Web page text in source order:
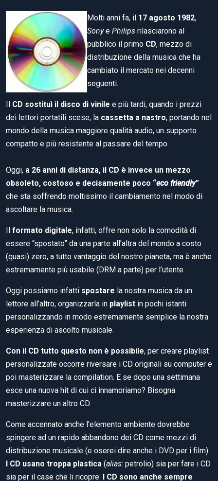
Molti anni fa, il 17 agosto 1982,
Sonye Philips rilasciarono al
pubblico il primo CD, mezzo di
distribuzione della musica che ha
cambiato il mercato nei decenni
seguenti.
Il CD sostituì il disco di vinile e più tardi, quando i prezzi
dei lettori portatili scese, la cassetta a nastro, portando nel
mondo della musica maggiore qualità audio, un supporto
compatto e più resistente al passare del tempo.
Oggi, a 26 anni di distanza, il CD è invece un mezzo
obsoleto, costoso e decisamente poco “eco friendly”
che sta soffrendo moltissimo il cambiamento nel modo di
ascoltare la musica.
Il formato digitale, infatti, offre non solo la comodità di
essere “spostato” da una parte all’altra del mondo a costo
(quasi) zero, a tutto vantaggio del nostro pianeta, ma è anche
estremamente più usabile (DRM a parte) per l’utente.
Oggi possiamo infatti spostare la nostra musica da un
lettore all’altro, organizzarla in playlist in pochi istanti
personalizzando in modo estremamente semplice la nostra
esperienza di ascolto musicale.
Con il CD tutto questo non è possibile, per creare playlist
personalizzate occorre riversare i CD originali su computer e
poi masterizzare la compilation. E se dopo una settimana
esce una nuova hit di cui ci innamoriamo? Bisogna
masterizzare un altro CD.
Come accennato anche l’elemento ambiente dovrebbe
spingere ad un rapido abbandono dei CD come mezzi di
distribuzione musicale (e oserei dire anche i DVD per i film).
I CD usano troppa plastica (alias: petrolio) sia per fare i CD
sia per il case che li ricopre. I CD sono anche sempre